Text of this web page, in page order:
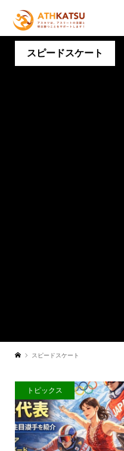
スピードスケート
スピードスケート
トピックス